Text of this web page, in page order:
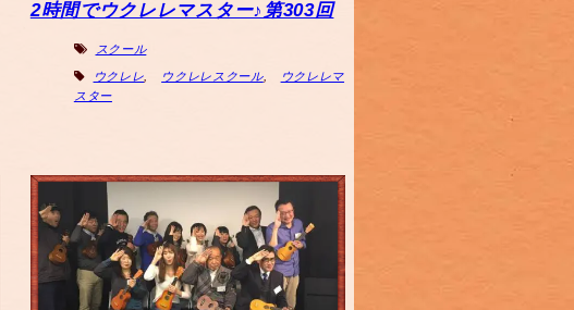
2時間でウクレレマスター♪第303回
スクール
ウクレレ ウクレレスクール,
ウクレレマ
スター